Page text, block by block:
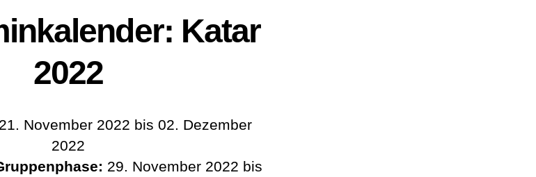
Katar
2022
21. November 2022 bis 02. Dezember
2022
29. November 2022 bis